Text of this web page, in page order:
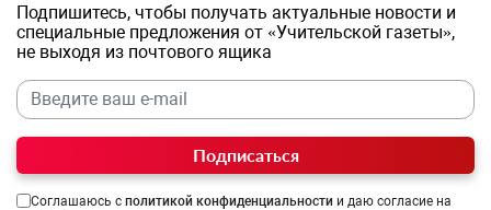
Подпишитесь, чтобы получать актуальные новости и
специальные предложения от «Учительской газеты»,
не выходя из почтового ящика
Подписаться
Соглашаюсь с политикой конфиденциальности и даю согласие на